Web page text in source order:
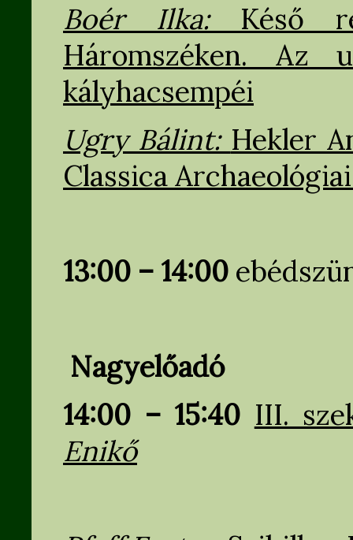
Boér Ilka: Késő
Háromszéken. Az
kályhacsempéi
Ugry Bálint: Hekler
Classica
13:00 – 14:00
Nagyelőadó
14:00 – 15:40 III.
Enikő